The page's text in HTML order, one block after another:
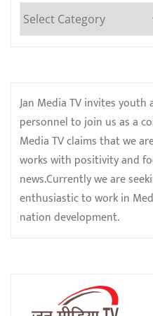
Categories
Jan Media TV invites
personnel to join us as a
Media TV claims that we
works with positivity and
news.Currently we are
enthusiastic to work in
nation development.